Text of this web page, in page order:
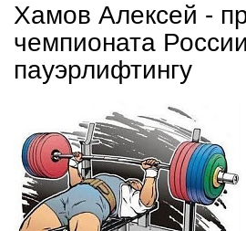
Хамов Алексей -
чемпионата
пауэрлифтингу